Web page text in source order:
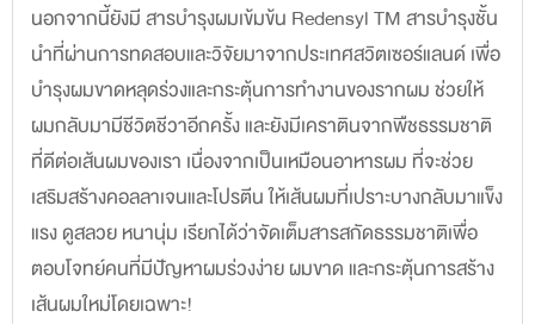
นอกจากนี้ยังมี สารบำรุงผมเข้มข้น Redensyl TM สารบำรุงชั้น
นำที่ผ่านการทดสอบและวิจัยมาจากประเทศสวิตเซอร์แลนด์ เพื่อ
บำรุงผมขาดหลุดร่วงและกระตุ้นการทำงานของรากผม ช่วยให้
ผมกลับมามีชีวิตชีวาอีกครั้ง และยังมีเคราตินจากพืชธรรมชาติ
ที่ดีต่อเส้นผมของเรา เนื่องจากเป็นเหมือนอาหารผม ที่จะช่วย
เสริมสร้างคอลลาเจนและโปรตีน ให้เส้นผมที่เปราะบางกลับมาแข็ง
แรง ดูสลวย หนานุ่ม เรียกได้ว่าจัดเต็มสารสกัดธรรมชาติเพื่อ
ตอบโจทย์คนที่มีปัญหาผมร่วงง่าย ผมขาด และกระตุ้นการสร้าง
เส้นผมใหม่โดยเฉพาะ!